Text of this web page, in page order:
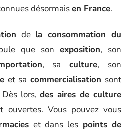
désormaisen France.
de la consommation du
que son exposition, son
, saculture, son
et sacommercialisation sont
Dès lors,des aires de culture
ouvertes. Vous pouvez vous
et dans les points de